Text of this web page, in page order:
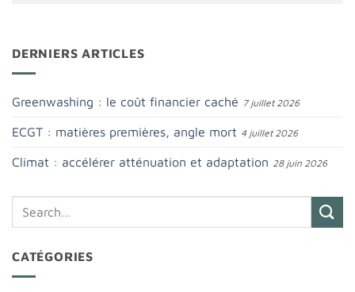
DERNIERS ARTICLES
Greenwashing : le coût financier caché 7 juillet 2026
ECGT : matières premières, angle mort 4 juillet 2026
Climat : accélérer atténuation et adaptation 28 juin 2026
CATÉGORIES